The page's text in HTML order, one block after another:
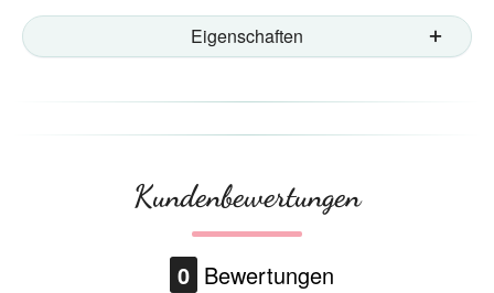
Eigenschaften
Kundenbewertungen
0 Bewertungen